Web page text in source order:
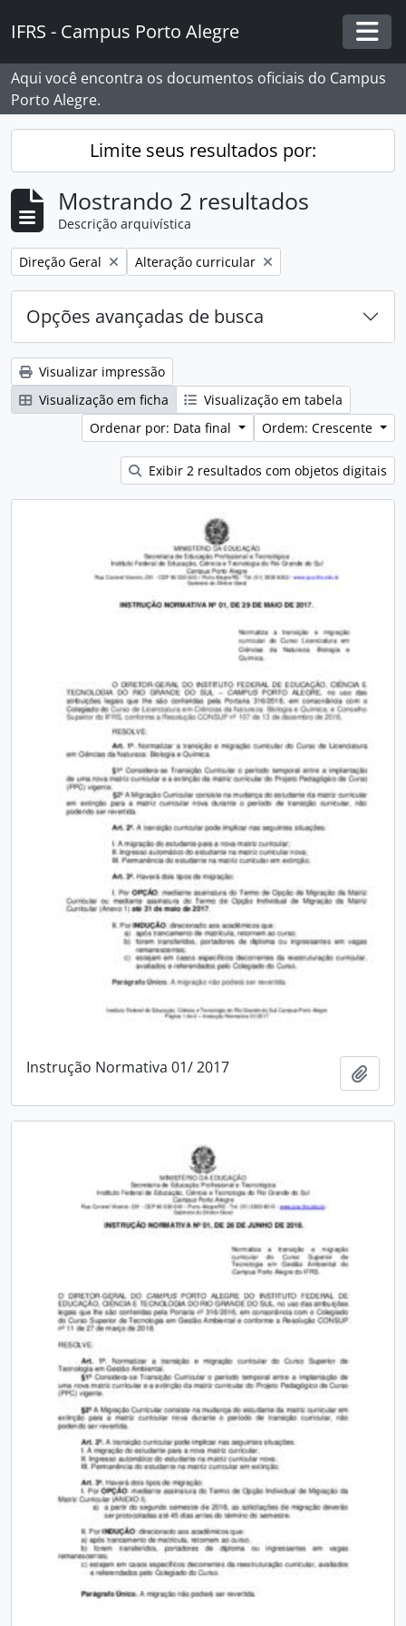
IFRS - Campus Porto Alegre
Aqui você encontra os documentos oficiais do Campus
Porto Alegre.
Limite seus resultados por:
Mostrando 2 resultados
Descrição arquivística
Remover filtro:
Direção Geral Remover filtro:
Alteração curricular
Opções avançadas de busca
Visualizar impressão
Visualização em ficha
Visualização em tabela
Ordenar por: Data final
Ordem: Crescente
Exibir 2 resultados com objetos digitais
Instrução Normativa 01/ 2017